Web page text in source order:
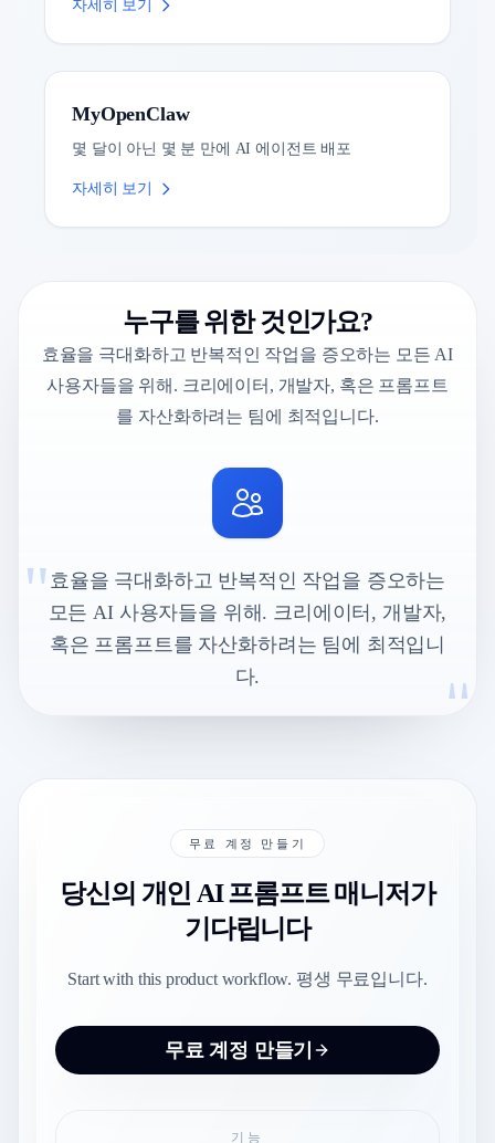
누구를 위한 것인가요?
효율을 극대화하고 반복적인 작업을 증오하는 모든 AI
사용자들을 위해. 크리에이터, 개발자, 혹은 프롬프트
를 자산화하려는 팀에 최적입니다.
" 효율을 극대화하고 반복적인 작업을 증오하는
모든 AI 사용자들을 위해. 크리에이터, 개발자,
혹은 프롬프트를 자산화하려는 팀에 최적입니
다.
"
자세히 보기
MyOpenClaw
몇 달이 아닌 몇 분 만에 AI 에이전트 배포
자세히 보기
무료 계정 만들기
당신의 개인 AI 프롬프트 매니저가
기다립니다
Start with this product workflow. 평생 무료입니다.
무료 계정 만들기
기능